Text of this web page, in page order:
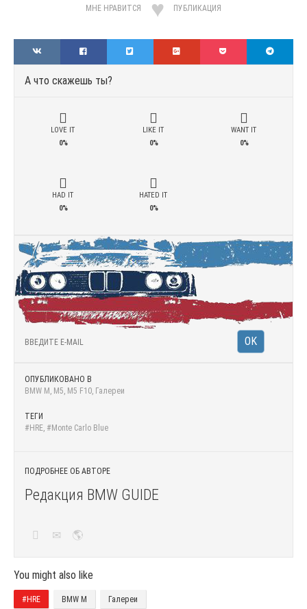
МНЕ НРАВИТСЯ ПУБЛИКАЦИЯ
А что скажешь ты?
LOVE IT
0%
LIKE IT
0%
WANT IT
0%
HAD IT
0%
HATED IT
0%
ОПУБЛИКОВАНО В
BMW M , M5, M5 F10, Галереи
ТЕГИ
#HRE, #Monte Carlo Blue
ПОДРОБНЕЕ ОБ АВТОРЕ
Редакция BMW GUIDE
You might also like
#HRE BMW M Галереи